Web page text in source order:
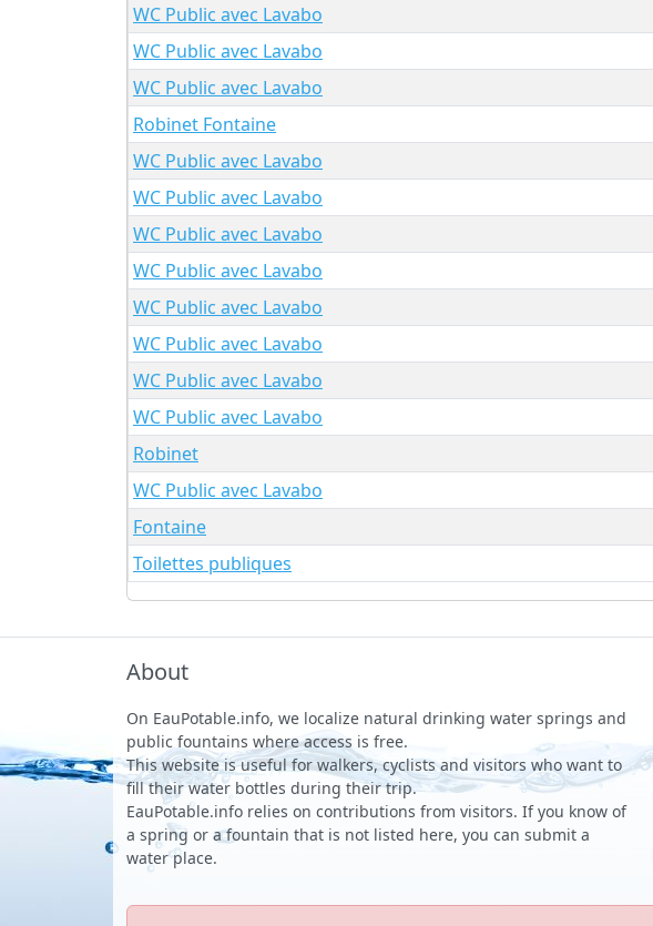
WC Public avec Lavabo
WC Public avec Lavabo
WC Public avec Lavabo
Robinet Fontaine
WC Public avec Lavabo
WC Public avec Lavabo
WC Public avec Lavabo
WC Public avec Lavabo
WC Public avec Lavabo
WC Public avec Lavabo
WC Public avec Lavabo
WC Public avec Lavabo
Robinet
WC Public avec Lavabo
Fontaine
Toilettes publiques
About
On EauPotable.info, we localize natural drinking water springs and
public fountains where access is free.
This website is useful for walkers, cyclists and visitors who want to
fill their water bottles during their trip.
EauPotable.info relies on contributions from visitors. If you know of
a spring or a fountain that is not listed here, you can submit a
water place.